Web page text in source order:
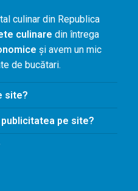
culinar din Republica
culinare din întrega
și avem un mic
de bucătari.
site?
publicitatea pe site?